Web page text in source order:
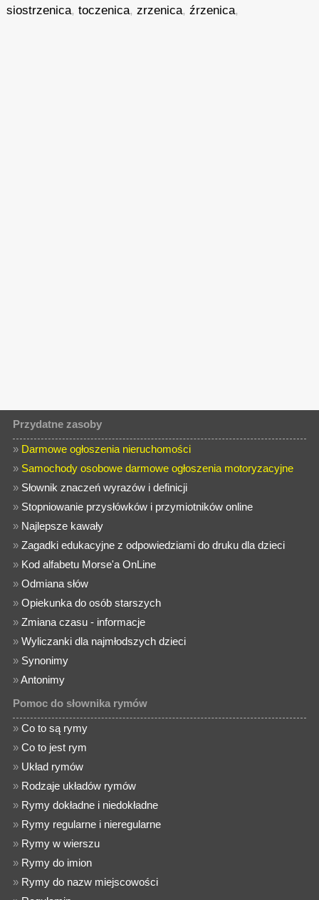
siostrzenica,toczenica,zrzenica,źrzenica,
Przydatne zasoby
» Darmowe ogłoszenia nieruchomości
» Samochody osobowe darmowe ogłoszenia motoryzacyjne
» Słownik znaczeń wyrazów i definicji
» Stopniowanie przysłówków i przymiotników online
» Najlepsze kawały
»Zagadki edukacyjne z odpowiedziami do druku dla dzieci
» Kod alfabetu Morse'a OnLine
»Odmiana słów
»Opiekunka do osób starszych
»Zmiana czasu - informacje
»Wyliczanki dla najmłodszych dzieci
» Synonimy
»Antonimy
Pomoc do słownika rymów
»Co to są rymy
»Co to jest rym
» Układ rymów
» Rodzaje układów rymów
» Rymy dokładne i niedokładne
» Rymy regularne i nieregularne
» Rymy w wierszu
» Rymy do imion
» Rymy do nazw miejscowości